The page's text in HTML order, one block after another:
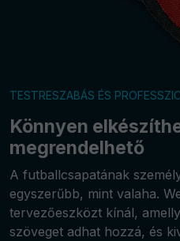
TESTRESZABÁS ÉS
Könnyen
megrendelhető
A futballcsapatának
egyszerűbb, mint valaha.
tervezőeszközt kínál,
szöveget adhat hozzá, és